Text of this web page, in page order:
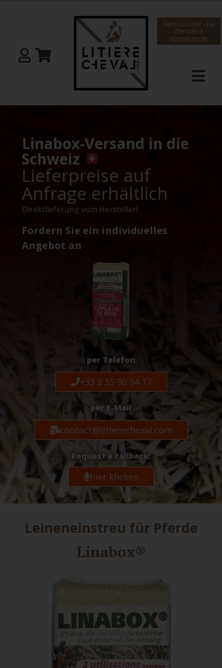
Renouveler ma
dernière
commande
Linabox-Versand in die
Schweiz
Lieferpreise auf
Anfrage erhältlich
Direktlieferung vom Hersteller!
Fordern Sie ein individuelles
Angebot an
per Telefon
+33 2 35 90 54 17
per E-Mail
contact@litierecheval.com
Request a callback:
hier klicken
Leineneinstreu für Pferde
Linabox®